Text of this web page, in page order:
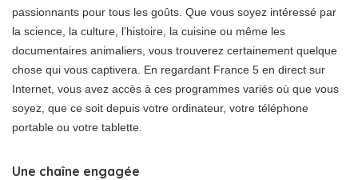
passionnants pour tous les goûts. Que vous soyez intéressé par
la science, la culture, l’histoire, la cuisine ou même les
documentaires animaliers, vous trouverez certainement quelque
chose qui vous captivera. En regardant France 5 en direct sur
Internet, vous avez accès à ces programmes variés où que vous
soyez, que ce soit depuis votre ordinateur, votre téléphone
portable ou votre tablette.
Une chaîne engagée